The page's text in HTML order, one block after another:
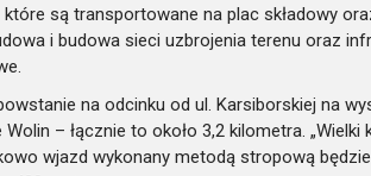
które są transportowane na plac składowy
i budowa sieci uzbrojenia terenu oraz
na odcinku od ul. Karsiborskiej na
Wolin – łącznie to około 3,2 kilometra.
wjazd wykonany metodą stropową